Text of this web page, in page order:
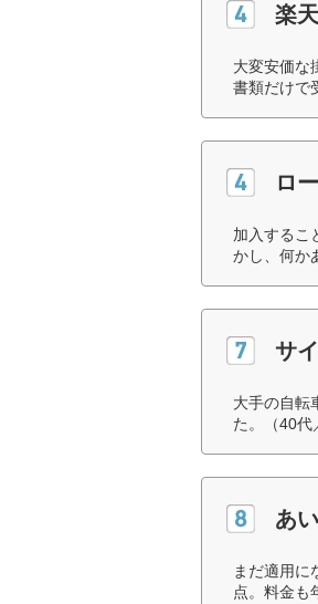
楽
大変安価な
書類だけで
ロ
加入するこ
かし、何か
サ
大手の自転
た。（40代
あ
まだ適用に
点。料金も